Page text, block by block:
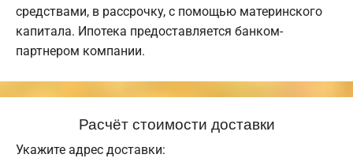
средствами, в рассрочку, с помощью материнского
капитала. Ипотека предоставляется банком-
партнером компании.
Расчёт стоимости доставки
Укажите адрес доставки: